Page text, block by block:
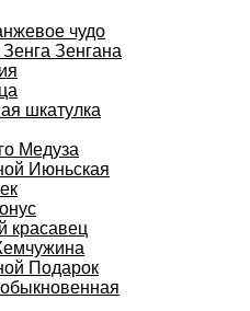
чудо
Зенгана
шкатулка
Медуза
Июньская
красавец
Подарок